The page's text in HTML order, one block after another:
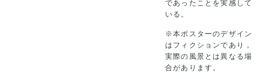
であったことを実感して
いる。
※本ポスターのデザイン
はフィクションであり，
実際の風景とは異なる場
合があります。